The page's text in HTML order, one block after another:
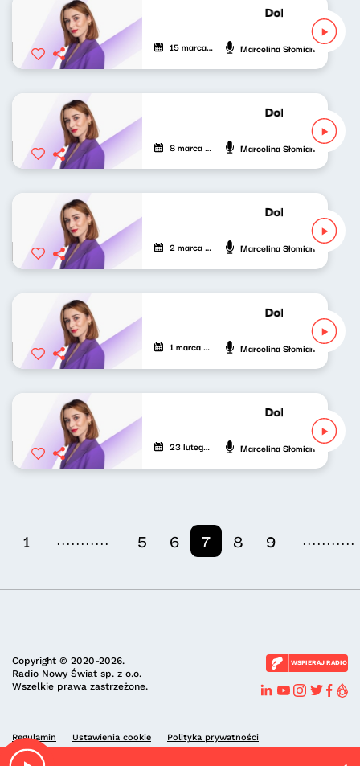
Dobrze
15 marca 2024 Marcelina Słomian
Dobrze
8 marca 2024 Marcelina Słomian
Dobrze
2 marca 2024 Marcelina Słomian
Dobrze
1 marca 2024 Marcelina Słomian
Dobrze
23 lutego 2024 Marcelina Słomian
1 ........... 5 6 7 8 9 ...........
Copyright © 2020-2026.
Radio Nowy Świat sp. z o.o.
Wszelkie prawa zastrzeżone.
WSPIERAJ RADIO
Regulamin Ustawienia cookie Polityka prywatności